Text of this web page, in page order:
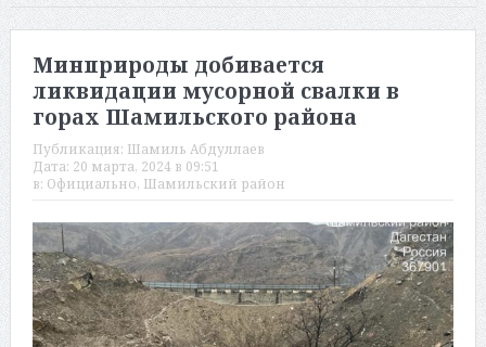
Минприроды добивается
ликвидации мусорной свалки в
горах Шамильского района
Публикация: Шамиль Абдуллаев
Дата: 20 марта, 2024 в 09:51
в: Официально, Шамильский район